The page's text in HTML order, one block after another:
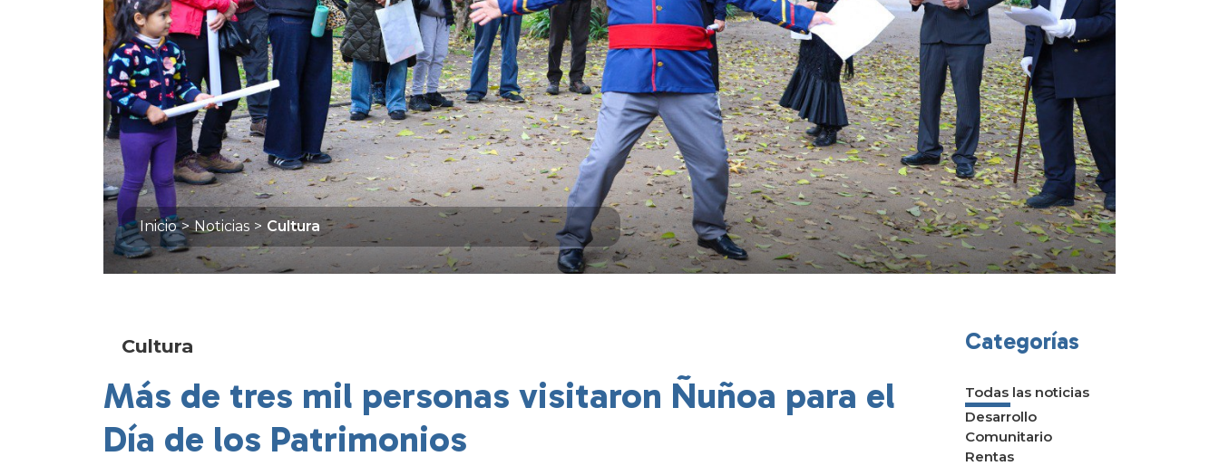
Inicio > Noticias > Cultura
Cultura
Más de tres mil personas visitaron Ñuñoa para el
Día de los Patrimonios
Categorías
Todas las noticias
Desarrollo
Comunitario
Rentas